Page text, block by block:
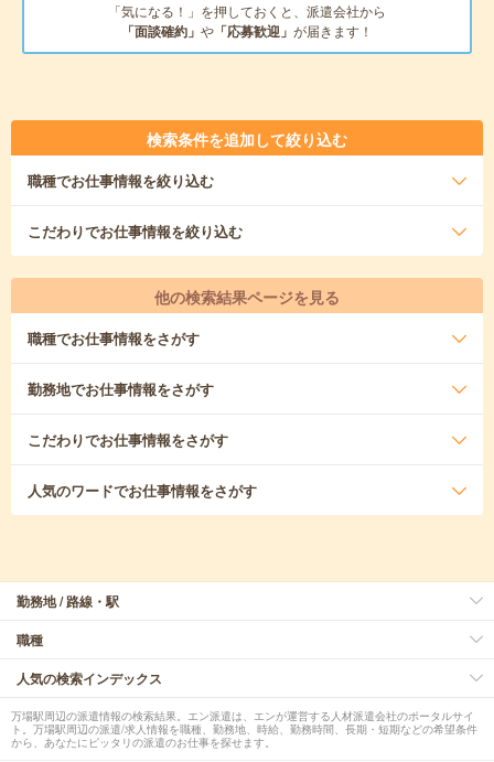
「気になる！」を押しておくと、派遣会社から
「面談確約」 や 「応募歓迎」 が届きます！
検索条件を追加して絞り込む
職種でお仕事情報を絞り込む
こだわりでお仕事情報を絞り込む
他の検索結果ページを見る
職種でお仕事情報をさがす
勤務地でお仕事情報をさがす
こだわりでお仕事情報をさがす
人気のワードでお仕事情報をさがす
勤務地 / 路線・駅
職種
人気の検索インデックス
万場駅周辺の派遣情報の検索結果。エン派遣は、エンが運営する人材派遣会社のポータルサイ
ト。万場駅周辺の派遣/求人情報を職種、勤務地、時給、勤務時間、長期・短期などの希望条件
から、あなたにピッタリの派遣のお仕事を探せます。